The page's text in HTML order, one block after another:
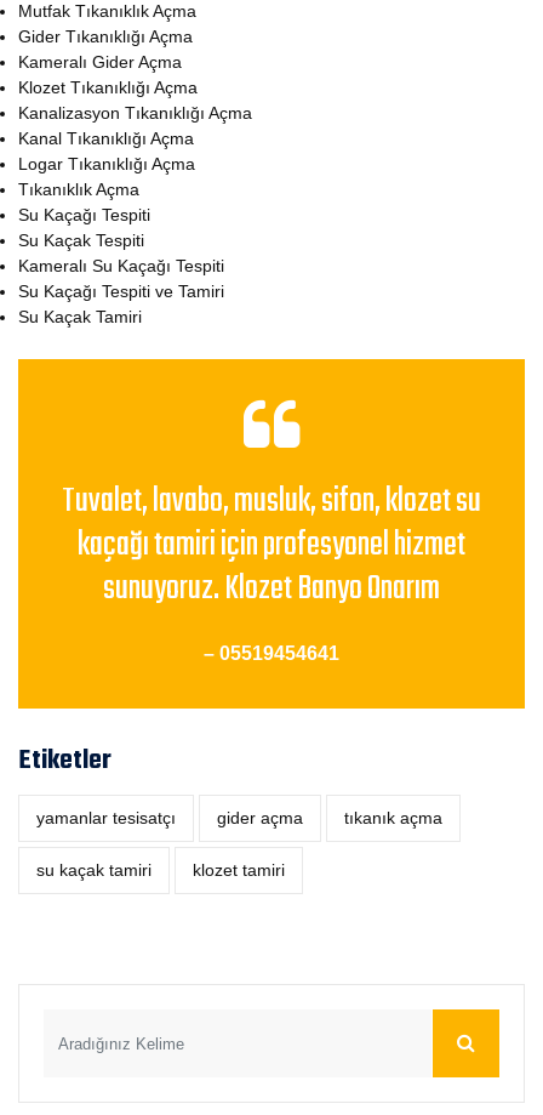
Mutfak Tıkanıklık Açma
Gider Tıkanıklığı Açma
Kameralı Gider Açma
Klozet Tıkanıklığı Açma
Kanalizasyon Tıkanıklığı Açma
Kanal Tıkanıklığı Açma
Logar Tıkanıklığı Açma
Tıkanıklık Açma
Su Kaçağı Tespiti
Su Kaçak Tespiti
Kameralı Su Kaçağı Tespiti
Su Kaçağı Tespiti ve Tamiri
Su Kaçak Tamiri
Tuvalet, lavabo, musluk, sifon, klozet su
kaçağı tamiri için profesyonel hizmet
sunuyoruz. Klozet Banyo Onarım
– 05519454641
Etiketler
yamanlar tesisatçı ‎gider açma tıkanık açma
su kaçak tamiri klozet tamiri